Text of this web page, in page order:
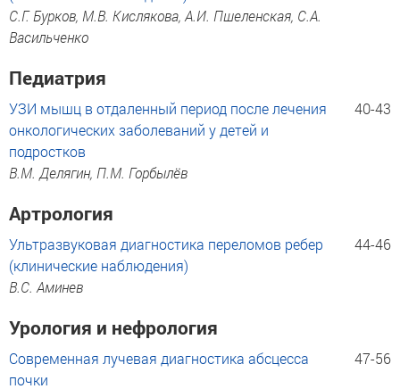
С.Г. Бурков, М.В. Кислякова, А.И. Пшеленская, С.А.
Васильченко
Педиатрия
УЗИ мышц в отдаленный период после лечения
онкологических заболеваний у детей и
подростков
В.М. Делягин, П.М. Горбылёв
40-43
Артрология
Ультразвуковая диагностика переломов ребер
(клинические наблюдения)
В.С. Аминев
44-46
Урология и нефрология
Современная лучевая диагностика абсцесса
почки
47-56